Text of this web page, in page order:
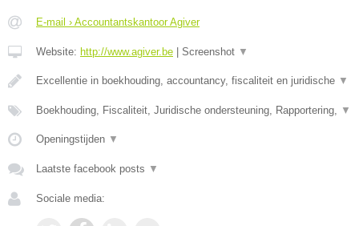
E-mail › Accountantskantoor Agiver
Website: http://www.agiver.be Screenshot ▼
Excellentie in boekhouding, accountancy, fiscaliteit en juridische ▼
Boekhouding, Fiscaliteit, Juridische ondersteuning, Rapportering, ▼
Openingstijden ▼
Laatste facebook posts ▼
Sociale media: